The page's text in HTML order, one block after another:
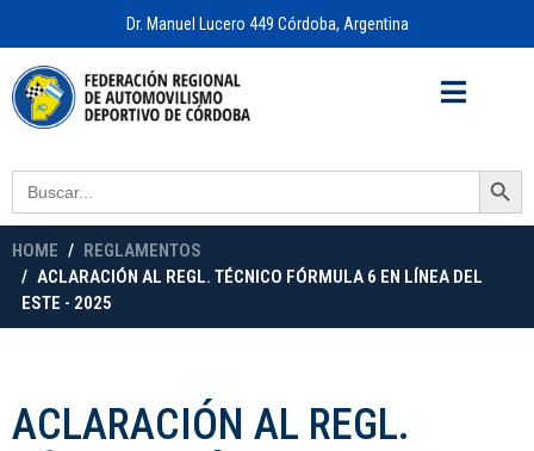
Dr. Manuel Lucero 449 Córdoba, Argentina
Search
for:
Search Button
HOME
REGLAMENTOS
ACLARACIÓN AL REGL. TÉCNICO FÓRMULA 6 EN LÍNEA DEL
ESTE - 2025
ACLARACIÓN AL REGL.